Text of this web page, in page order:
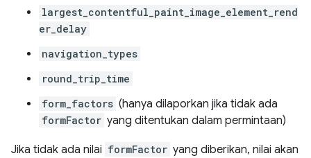
largest_contentful_paint_image_element_rend
er_delay
navigation_types
round_trip_time
form_factors (hanya dilaporkan jika tidak ada
formFactor yang ditentukan dalam permintaan)
Jika tidak ada nilai formFactor yang diberikan, nilai akan